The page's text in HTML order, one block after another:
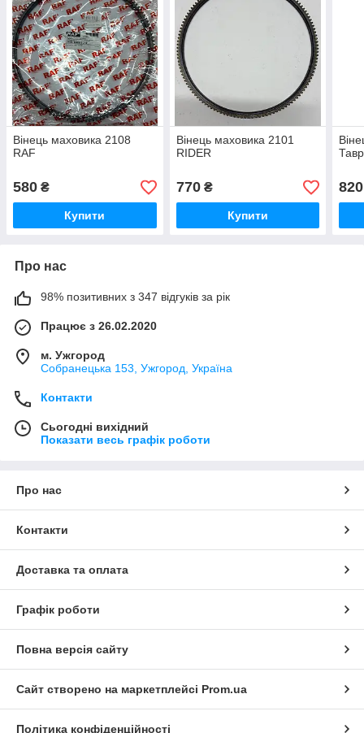
Вінець маховика 2108
RAF
580 ₴
Купити
Вінець маховика 2101
RIDER
770₴
Купити
820
Про нас
98% позитивних з 347 відгуків за рік
Працює з 26.02.2020
м. Ужгород
Собранецька 153, Ужгород, Україна
Контакти
Сьогодні вихідний
Показати весь графік роботи
Про нас
Контакти
Доставка та оплата
Графік роботи
Повна версія сайту
Сайт створено на маркетплейсі Prom.ua
Політика конфіденційності